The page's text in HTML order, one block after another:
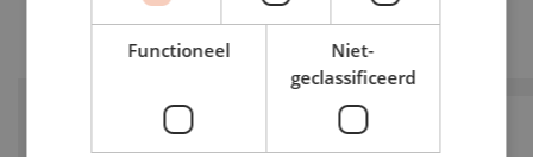
Functioneel
Niet-
geclassificeerd